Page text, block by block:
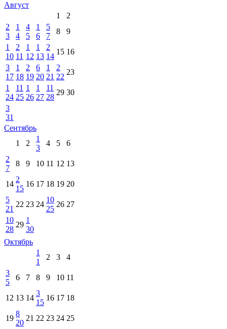
Август
1
2
2
3
1
4
4
5
1
6
5
7
8
9
1
10
2
11
1
12
1
13
2
14
15 16
3
17
1
18
2
19
6
20
1
21
2
22
23
1
24
11
25
1
26
1
27
11
28
29 30
3
31
Сентябрь
1
2
1
3
4 5
6
2
7
8 9 10 11 12 13
14
2
15
16 17 18 19 20
5
21
22 23 24
10
25
26 27
10
28
29
1
30
Октябрь
1
1
2 3
4
3
5
6 7 8 9 10 11
12 13 14
3
15
16 17 18
19
8
20
21 22 23 24 25